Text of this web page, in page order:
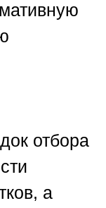
отбора
а